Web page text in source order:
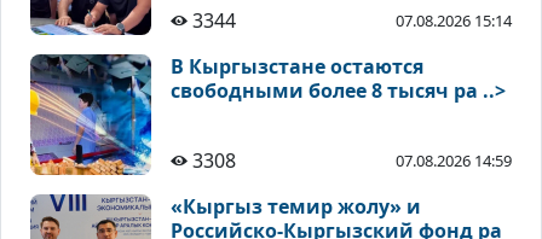
3344 07.08.2026 15:14
В Кыргызстане остаются
свободными более 8 тысяч ра ..>
3308 07.08.2026 14:59
«Кыргыз темир жолу» и
Российско-Кыргызский фонд ра